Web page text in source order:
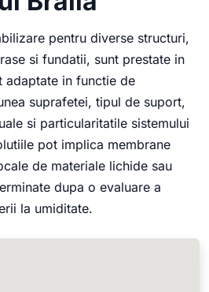
pentru diverse structuri,
si fundatii, sunt prestate in
adaptate in functie de
suprafetei, tipul de suport,
si particularitatile sistemului
pot implica membrane
de materiale lichide sau
dupa o evaluare a
la umiditate.